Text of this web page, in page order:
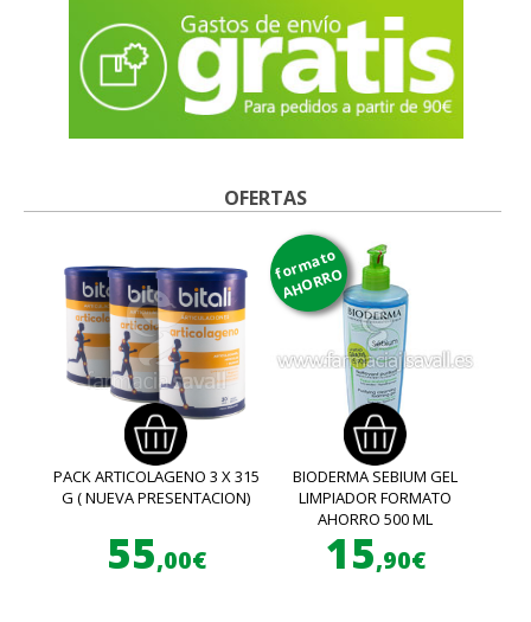
OFERTAS
PACK ARTICOLAGENO 3 X 315
G ( NUEVA PRESENTACION)
55,00€
formato
AHORRO
BIODERMA SEBIUM GEL
LIMPIADOR FORMATO
AHORRO 500 ML
15,90€